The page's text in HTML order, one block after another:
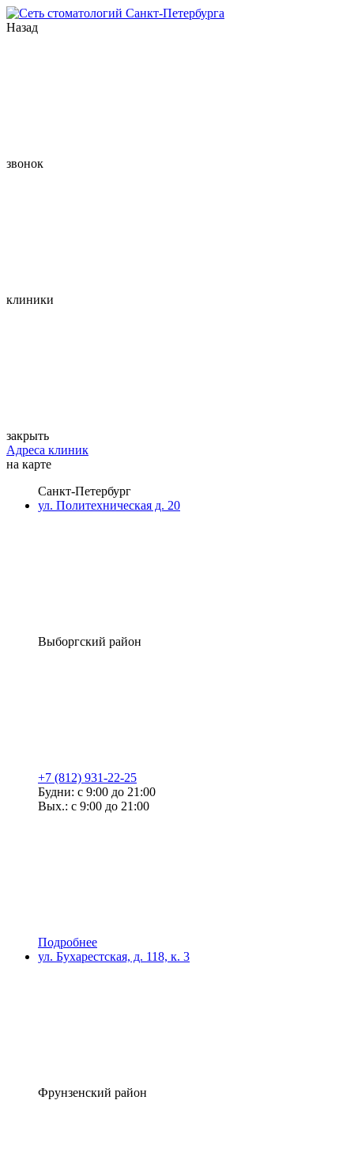
Назад
звонок
клиники
закрыть
Адреса клиник
на карте
Санкт-Петербург
ул. Политехническая д. 20
Выборгский район
+7 (812) 931-22-25
Будни: с 9:00 до 21:00
Вых.: с 9:00 до 21:00
Подробнее
ул. Бухарестская, д. 118, к. 3
Фрунзенский район